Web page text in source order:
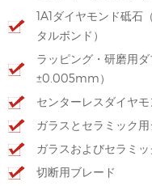
1A1ダイヤモンド砥石
タルボンド）
ラッピング・研磨用
±0.005mm）
センターレスダイヤ
ガラスとセラミック
ガラスおよびセラミ
切断用ブレード